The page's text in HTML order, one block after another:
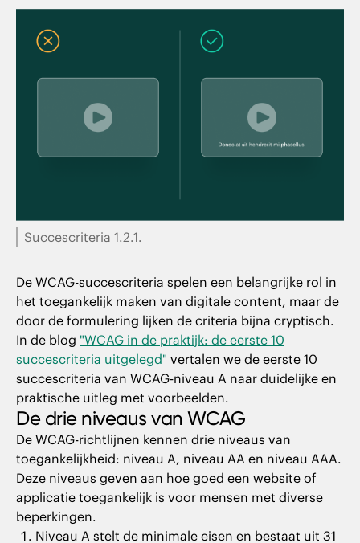
Succescriteria 1.2.1.
De WCAG-succescriteria spelen een belangrijke rol in
het toegankelijk maken van digitale content, maar de
door de formulering lijken de criteria bijna cryptisch.
In de blog "WCAG in de praktijk: de eerste 10
succescriteria uitgelegd" vertalen we de eerste 10
succescriteria van WCAG-niveau A naar duidelijke en
praktische uitleg met voorbeelden.
De drie niveaus van WCAG
De WCAG-richtlijnen kennen drie niveaus van
toegankelijkheid: niveau A, niveau AA en niveau AAA.
Deze niveaus geven aan hoe goed een website of
applicatie toegankelijk is voor mensen met diverse
beperkingen.
Niveau A stelt de minimale eisen en bestaat uit 31